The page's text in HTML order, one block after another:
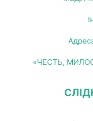
«ЧЕСТЬ,